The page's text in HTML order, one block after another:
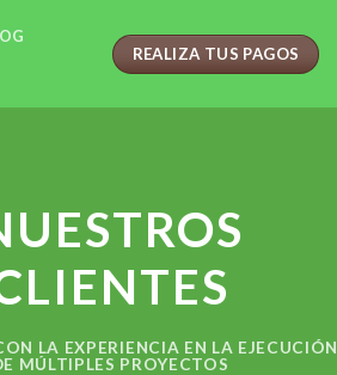
REALIZA TUS PAGOS
LA EXPERIENCIA EN LA EJECUCIÓN
MÚLTIPLES PROYECTOS